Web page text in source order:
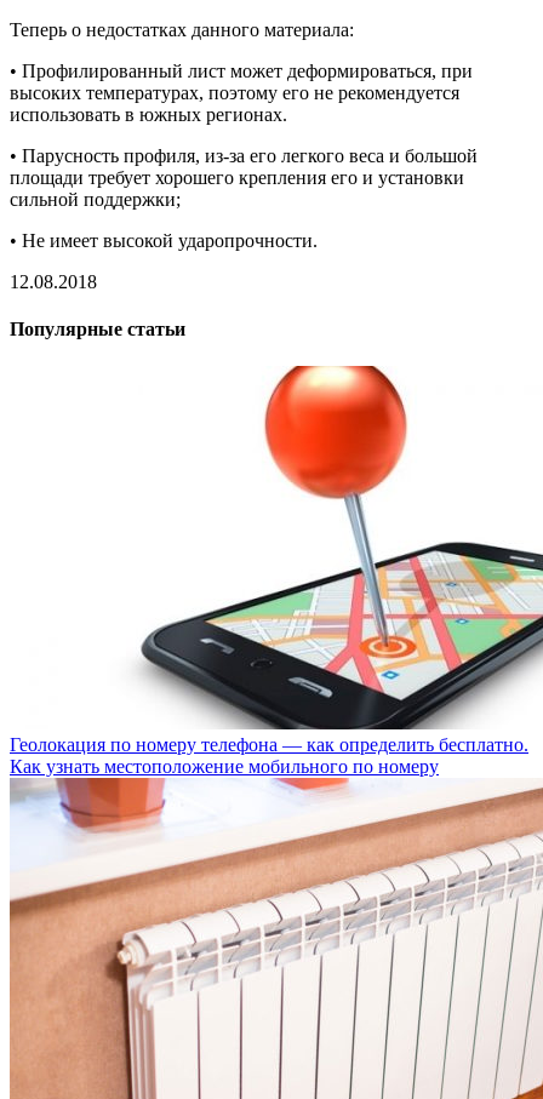
Теперь о недостатках данного материала:
• Профилированный лист может деформироваться, при
высоких температурах, поэтому его не рекомендуется
использовать в южных регионах.
• Парусность профиля, из-за его легкого веса и большой
площади требует хорошего крепления его и установки
сильной поддержки;
• Не имеет высокой ударопрочности.
12.08.2018
Популярные статьи
Геолокация по номеру телефона — как определить бесплатно.
Как узнать местоположение мобильного по номеру